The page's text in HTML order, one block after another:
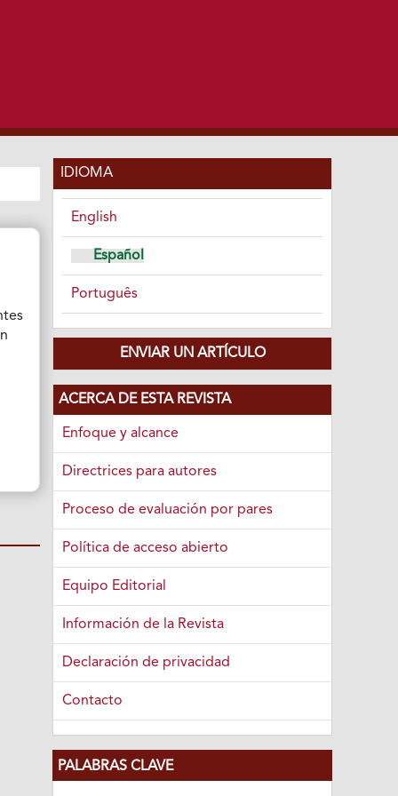
IDIOMA
English
Español
Português
ENVIAR UN ARTÍCULO
ACERCA DE ESTA REVISTA
Enfoque y alcance
Directrices para autores
Proceso de evaluación por pares
Política de acceso abierto
Equipo Editorial
Información de la Revista
Declaración de privacidad
Contacto
PALABRAS CLAVE